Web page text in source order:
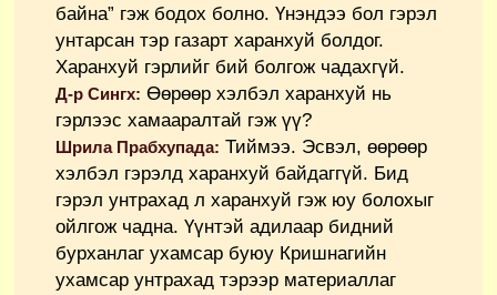
байна” гэж бодох болно. Үнэндээ бол гэрэл
унтарсан тэр газарт харанхуй болдог.
Харанхуй гэрлийг бий болгож чадахгүй.
Д-р Сингх: Өөрөөр хэлбэл харанхуй нь
гэрлээс хамааралтай гэж үү?
Шрила Прабхупада: Тиймээ. Эсвэл, өөрөөр
хэлбэл гэрэлд харанхуй байдаггүй. Бид
гэрэл унтрахад л харанхуй гэж юу болохыг
ойлгож чадна. Үүнтэй адилаар бидний
бурханлаг ухамсар буюу Кришнагийн
ухамсар унтрахад тэрээр материаллаг